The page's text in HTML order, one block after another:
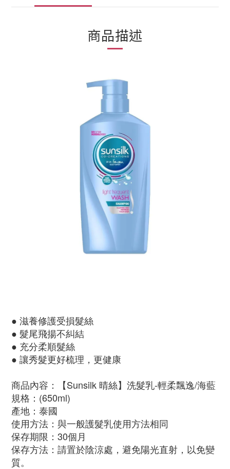
商品描述
● 滋養修護受損髮絲
● 髮尾飛揚不糾結
● 充分柔順髮絲
● 讓秀髮更好梳理，更健康
商品內容：【Sunsilk 晴絲】洗髮乳-輕柔飄逸/海藍
規格：(650ml)
產地：泰國
使用方法：與一般護髮乳使用方法相同
保存期限：30個月
保存方法：請置於陰涼處，避免陽光直射，以免變
質。